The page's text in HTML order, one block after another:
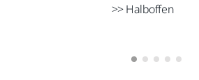
>> Halboffen